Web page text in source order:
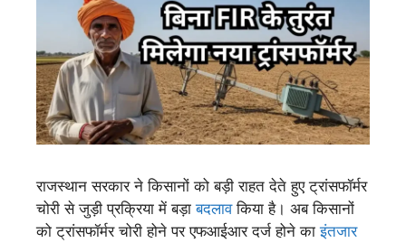
राजस्थान सरकार ने किसानों को बड़ी राहत देते हुए ट्रांसफॉर्मर
चोरी से जुड़ी प्रक्रिया में बड़ाबदलावकिया है। अब किसानों
को ट्रांसफॉर्मर चोरी होने पर एफआईआर दर्ज होने काइंतजार